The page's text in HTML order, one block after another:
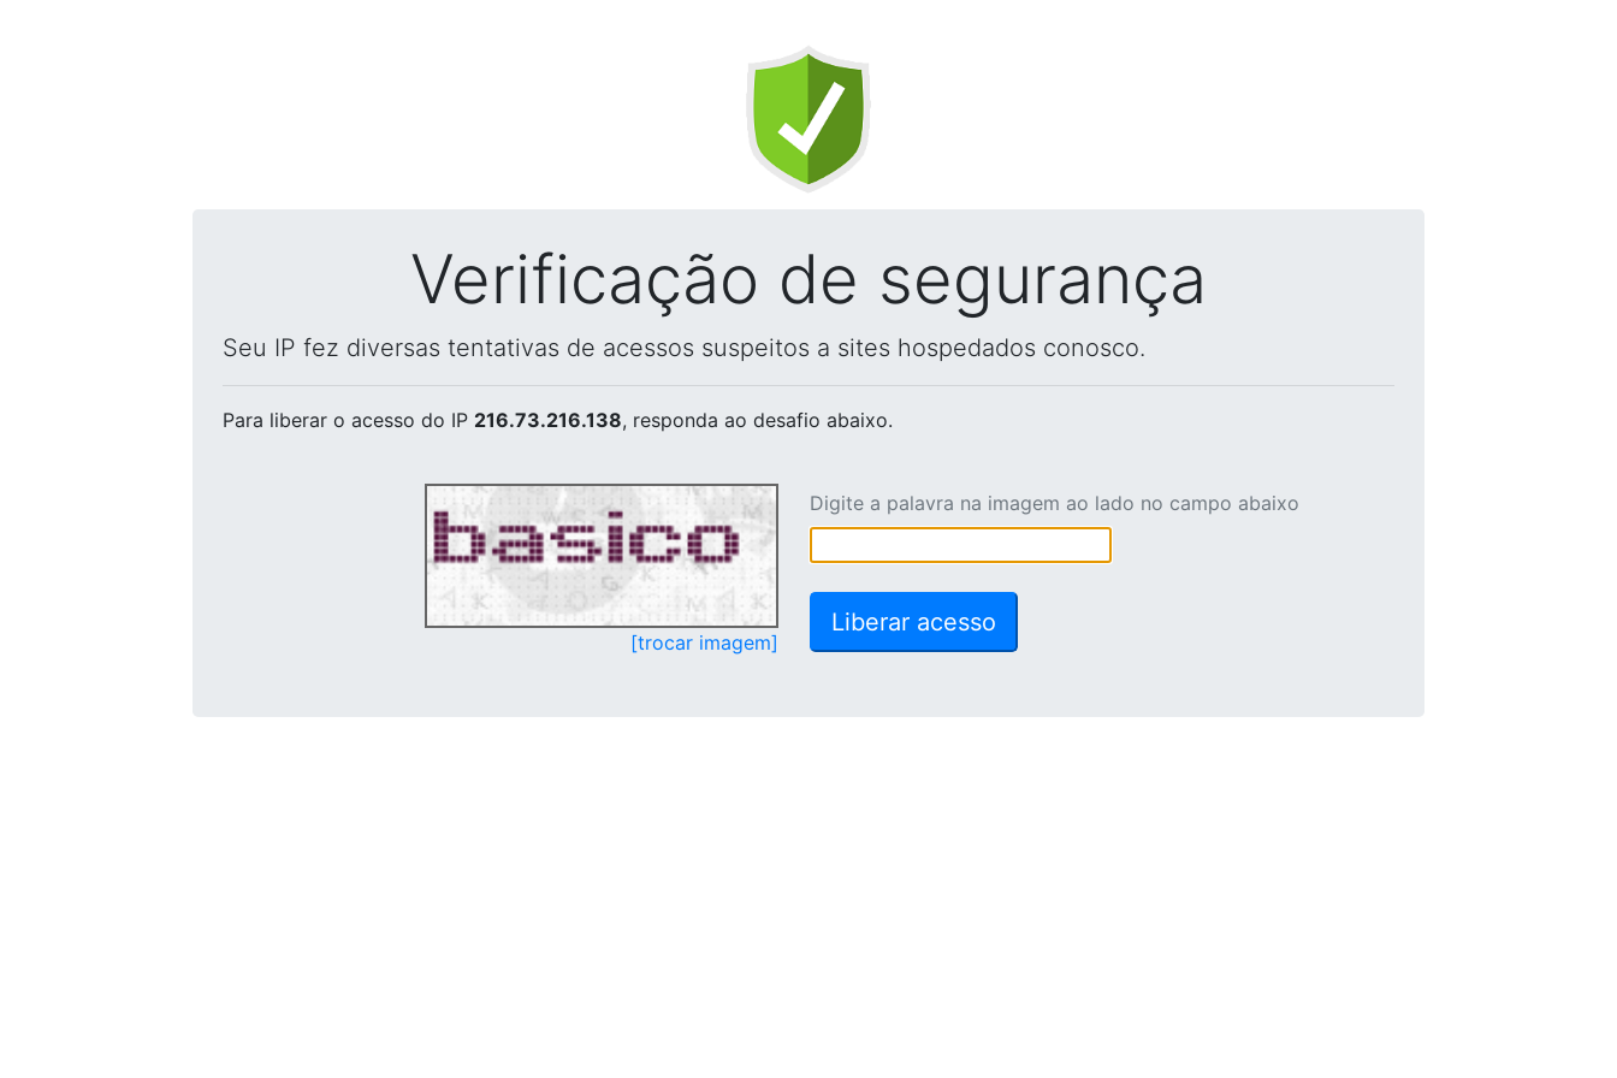
Verificação de segurança
Seu IP fez diversas tentativas de acessos suspeitos a sites hospedados conosco.
Para liberar o acesso do IP 216.73.216.138, responda ao desafio abaixo.
[trocar imagem]
Digite a palavra na imagem ao lado no campo abaixo